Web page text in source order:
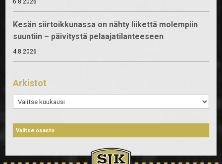
Kesän siirtoikkunassa on nähty liikettä molempiin
suuntiin – päivitystä pelaajatilanteeseen
4.8.2026
Arkistot
Arkistot